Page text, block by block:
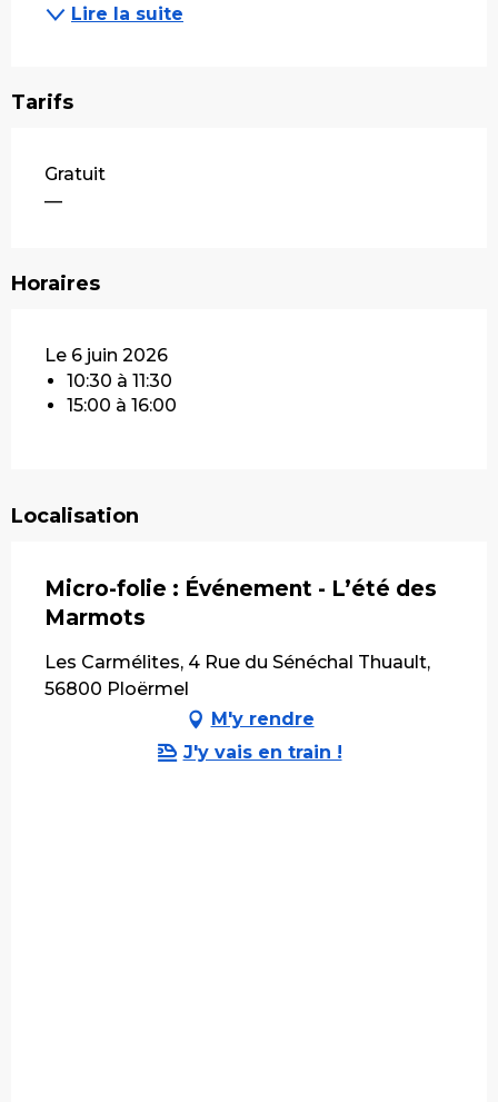
Lire la suite
Tarifs
Gratuit
—
Horaires
Le 6 juin 2026
10:30 à 11:30
15:00 à 16:00
Localisation
Micro-folie : Événement - L’été des
Marmots
Les Carmélites, 4 Rue du Sénéchal Thuault,
56800 Ploërmel
M'y rendre
J'y vais en train !